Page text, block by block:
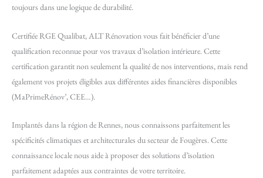
toujours dans une logique de durabilité.
Certifiée RGE Qualibat, ALT Rénovation vous fait bénéficier d’une
qualification reconnue pour vos travaux d’isolation intérieure. Cette
certification garantit non seulement la qualité de nos interventions, mais rend
également vos projets éligibles aux différentes aides financières disponibles
(MaPrimeRénov’, CEE…).
Implantés dans la région de Rennes, nous connaissons parfaitement les
spécificités climatiques et architecturales du secteur de Fougères. Cette
connaissance locale nous aide à proposer des solutions d’isolation
parfaitement adaptées aux contraintes de votre territoire.